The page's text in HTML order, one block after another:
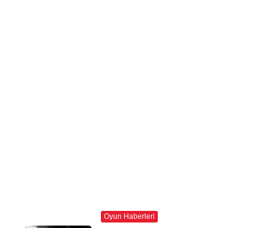
Oyun Haberleri